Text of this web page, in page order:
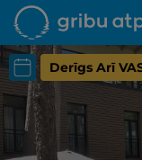
Derīgs Arī